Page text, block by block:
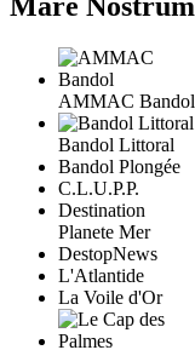
AMMAC Bandol
Bandol Littoral
Bandol Plongée
C.L.U.P.P.
Destination
Planete Mer
DestopNews
L'Atlantide
La Voile d'Or